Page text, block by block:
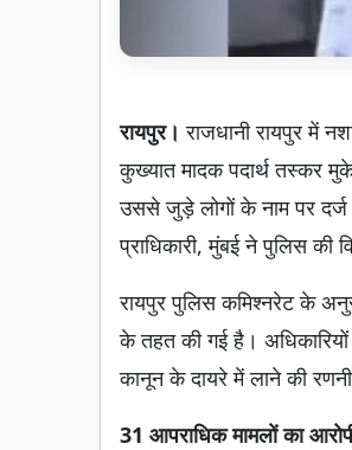
रायपुर। राजधानी रायपुर में
कुख्यात मादक पदार्थ तस्कर
उससे जुड़े लोगों के नाम पर
प्राधिकारी, मुंबई ने पुलिस की
रायपुर पुलिस कमिश्नरेट के
के तहत की गई है।
कानून के दायरे में लाने की
31 आपराधिक मामलों का